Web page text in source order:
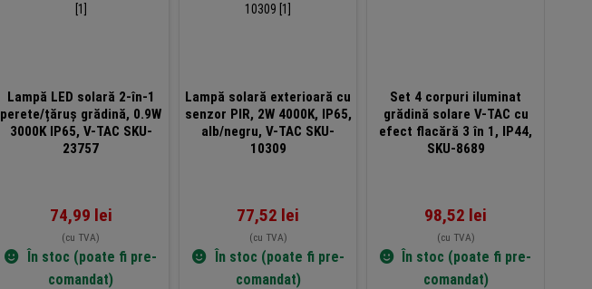
Lampă LED solară 2-în-1
perete/țăruș grădină, 0.9W
3000K IP65, V-TAC SKU-
23757
74,99 lei
(cu TVA)
În stoc (poate fi pre-
comandat)
Lampă solară exterioară cu
senzor PIR, 2W 4000K, IP65,
alb/negru, V-TAC SKU-
10309
77,52 lei
(cu TVA)
În stoc (poate fi pre-
comandat)
Set 4 corpuri iluminat
grădină solare V-TAC cu
efect flacără 3 în 1, IP44,
SKU-8689
98,52 lei
(cu TVA)
În stoc (poate fi pre-
comandat)